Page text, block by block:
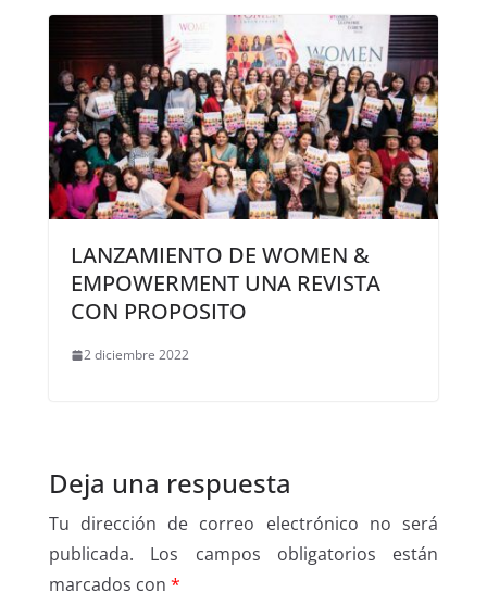
LANZAMIENTO DE WOMEN &
EMPOWERMENT UNA REVISTA
CON PROPOSITO
2 diciembre 2022
Deja una respuesta
Tu dirección de correo electrónico no será
publicada.
Los campos obligatorios están
marcados con *